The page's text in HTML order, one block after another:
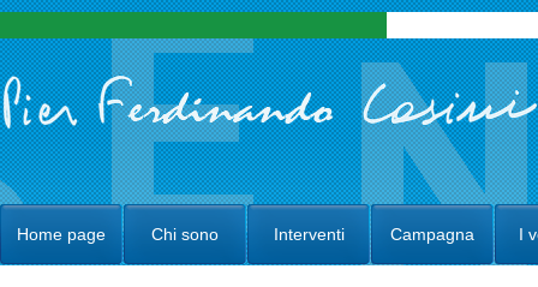
Home page Chi sono Interventi Campagna I